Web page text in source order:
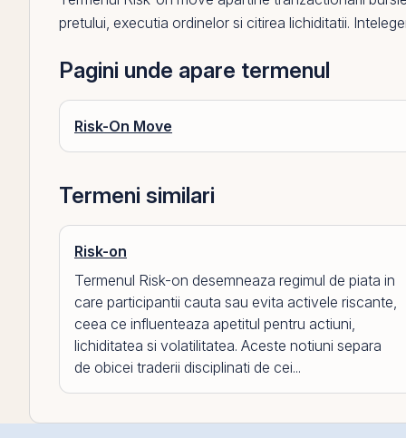
pretului, executia ordinelor si citirea lichiditatii.
Pagini unde apare termenul
Risk-On Move
Termeni similari
Risk-on
Termenul Risk-on desemneaza regimul de piata in
care participantii cauta sau evita activele riscante,
ceea ce influenteaza apetitul pentru actiuni,
lichiditatea si volatilitatea. Aceste notiuni separa
de obicei traderii disciplinati de cei...